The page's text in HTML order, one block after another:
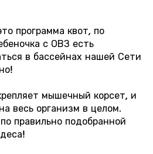
программа квот, по
с ОВЗ есть
в бассейнах нашей Сети
мышечный корсет, и
весь организм в целом.
правильно подобранной